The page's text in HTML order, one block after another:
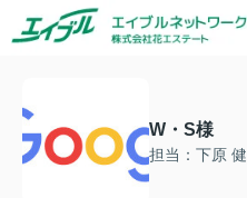
W・S様
担当：下原